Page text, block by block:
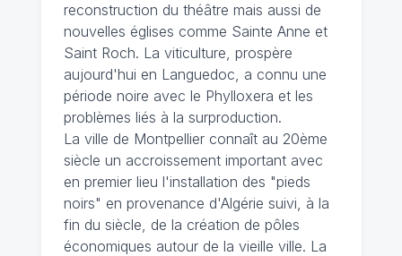
reconstruction du théâtre mais aussi de
nouvelles églises comme Sainte Anne et
Saint Roch. La viticulture, prospère
aujourd'hui en Languedoc, a connu une
période noire avec le Phylloxera et les
problèmes liés à la surproduction.
La ville de Montpellier connaît au 20ème
siècle un accroissement important avec
en premier lieu l'installation des "pieds
noirs" en provenance d'Algérie suivi, à la
fin du siècle, de la création de pôles
économiques autour de la vieille ville. La